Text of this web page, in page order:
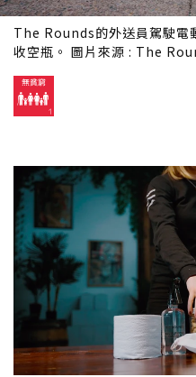
The Rounds的外送員駕駛電
收空瓶。 圖片來源 : The